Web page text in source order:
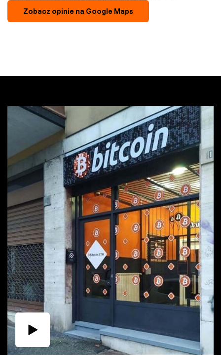
Zobacz opinie na Google Maps